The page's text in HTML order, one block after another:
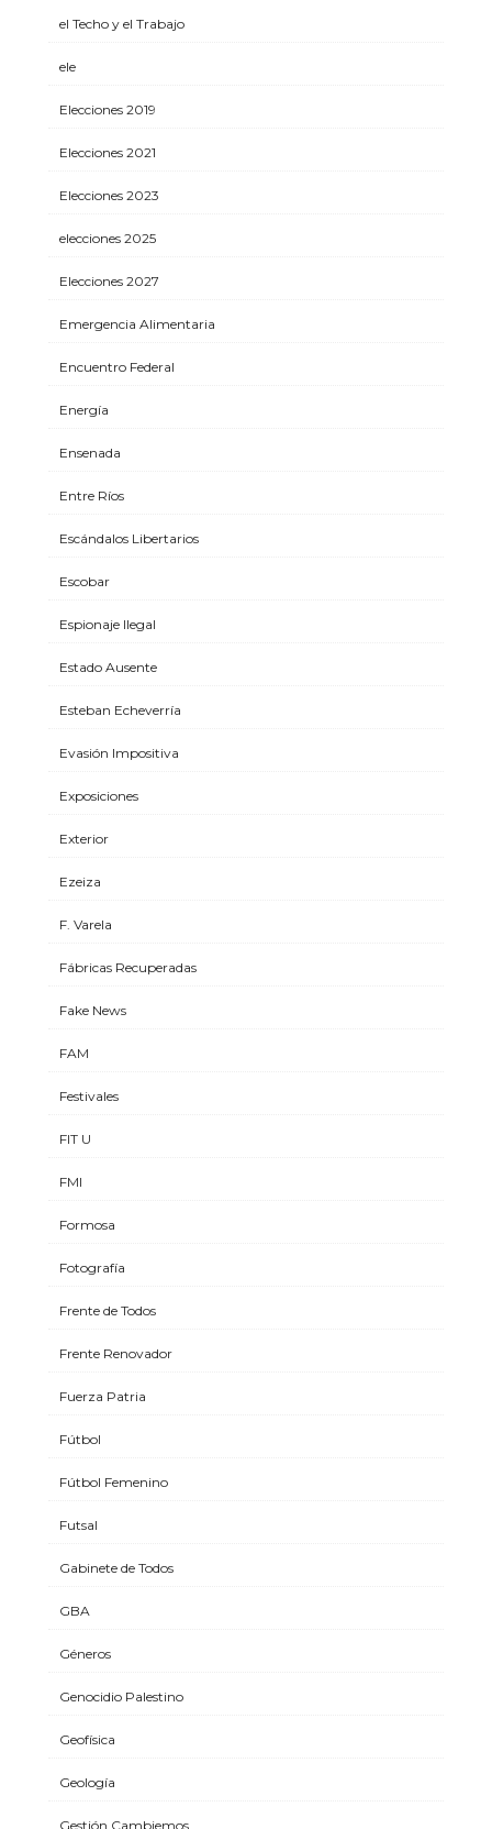
el Techo y el Trabajo
ele
Elecciones 2019
Elecciones 2021
Elecciones 2023
elecciones 2025
Elecciones 2027
Emergencia Alimentaria
Encuentro Federal
Energía
Ensenada
Entre Ríos
Escándalos Libertarios
Escobar
Espionaje Ilegal
Estado Ausente
Esteban Echeverría
Evasión Impositiva
Exposiciones
Exterior
Ezeiza
F. Varela
Fábricas Recuperadas
Fake News
FAM
Festivales
FIT U
FMI
Formosa
Fotografía
Frente de Todos
Frente Renovador
Fuerza Patria
Fútbol
Fútbol Femenino
Futsal
Gabinete de Todos
GBA
Géneros
Genocidio Palestino
Geofísica
Geología
Gestión Cambiemos